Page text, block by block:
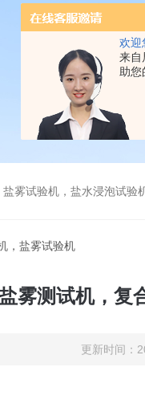
欢迎
来自
助您
，盐水浸泡试验机，跌落机，
，盐雾试验机
雾测试机，复
更新时间